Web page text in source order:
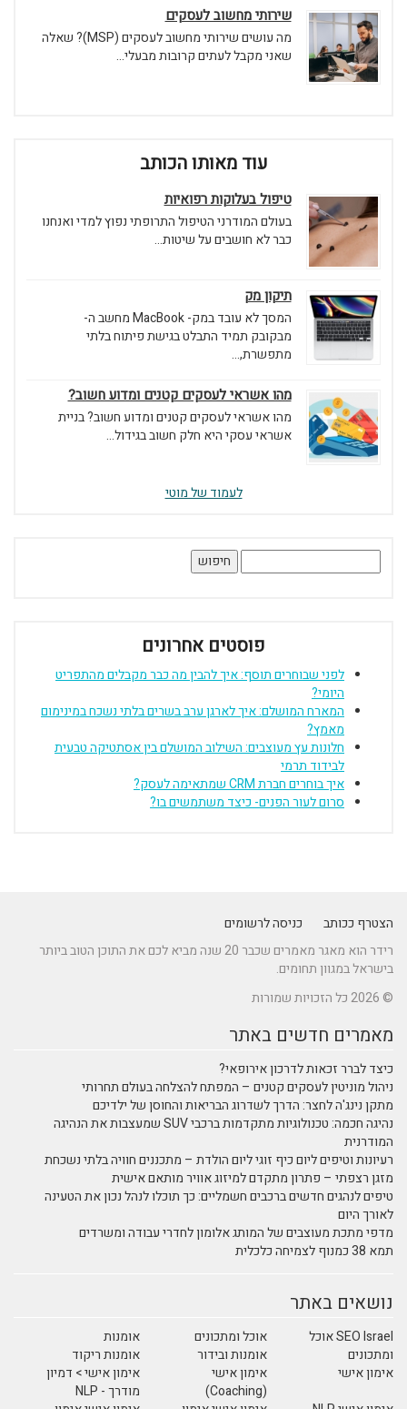
שירותי מחשוב לעסקים
מה עושים שירותי מחשוב לעסקים (MSP)? שאלה
שאני מקבל לעתים קרובות מבעלי...
עוד מאותו הכותב
טיפול בעלוקות רפואיות
בעולם המודרני הטיפול התרופתי נפוץ למדי ואנחנו
כבר לא חושבים על שיטות...
תיקון מק
המסך לא עובד במק- MacBook מחשב ה-
מבקובק תמיד התבלט בגישת פיתוח בלתי
מתפשרת,...
מהו אשראי לעסקים קטנים ומדוע חשוב?
מהו אשראי לעסקים קטנים ומדוע חשוב? בניית
אשראי עסקי היא חלק חשוב בגידול...
לעמוד של מוטי
פוסטים אחרונים
לפני שבוחרים תוסף: איך להבין מה כבר מקבלים מהתפריט
היומי?
המארח המושלם: איך לארגן ערב בשרים בלתי נשכח במינימום
מאמץ?
חלונות עץ מעוצבים: השילוב המושלם בין אסתטיקה טבעית
לבידוד תרמי
איך בוחרים חברת CRM שמתאימה לעסק?
סרום לעור הפנים- כיצד משתמשים בו?
הצטרף ככותב
כניסה לרשומים
רידר הוא מאגר מאמרים שכבר 20 שנה מביא לכם את התוכן הטוב ביותר
בישראל במגוון תחומים.
© 2026 כל הזכויות שמורות
מאמרים חדשים באתר
כיצד לברר זכאות לדרכון אירופאי?
ניהול מוניטין לעסקים קטנים – המפתח להצלחה בעולם תחרותי
מתקן נינג'ה לחצר: הדרך לשדרוג הבריאות והחוסן של ילדיכם
נהיגה חכמה: טכנולוגיות מתקדמות ברכבי SUV שמעצבות את הנהיגה
המודרנית
רעיונות וטיפים ליום כיף זוגי ליום הולדת – מתכננים חוויה בלתי נשכחת
מזגן רצפתי – פתרון מתקדם למיזוג אוויר מותאם אישית
טיפים לנהגים חדשים ברכבים חשמליים: כך תוכלו לנהל נכון את הטעינה
לאורך היום
מדפי מתכת מעוצבים של המותג אלומון לחדרי עבודה ומשרדים
תמא 38 כמנוף לצמיחה כלכלית
נושאים באתר
SEO Israel אוכל
ומתכונים
אוכל ומתכונים
אומנות
אומנות ובידור
אומנות ריקוד
אימון אישי
אימון אישי
(Coaching)
אימון אישי > דמיון
מודרך - NLP